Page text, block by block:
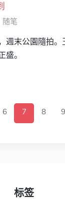
随笔
週末公園隨拍。
盛。
6 7 8 9
标签